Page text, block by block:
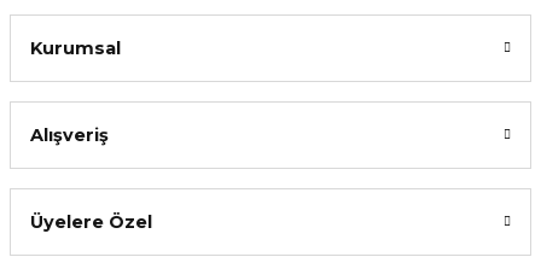
Kurumsal
Alışveriş
Üyelere Özel